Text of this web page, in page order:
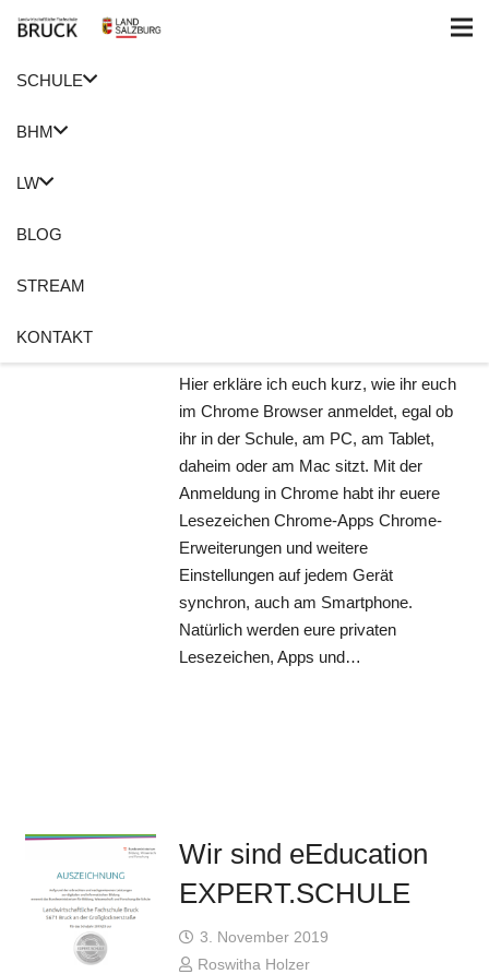
SCHULE
BHM
LW
BLOG
STREAM
KONTAKT
Hier erkläre ich euch kurz, wie ihr euch
im Chrome Browser anmeldet, egal ob
ihr in der Schule, am PC, am Tablet,
daheim oder am Mac sitzt. Mit der
Anmeldung in Chrome habt ihr euere
Lesezeichen Chrome-Apps Chrome-
Erweiterungen und weitere
Einstellungen auf jedem Gerät
synchron, auch am Smartphone.
Natürlich werden eure privaten
Lesezeichen, Apps und…
Wir sind eEducation
EXPERT.SCHULE
3. November 2019
Roswitha Holzer